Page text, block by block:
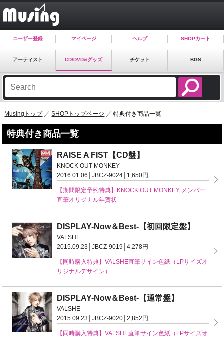
ユーザー登録 マイページ ヘルプ SHOPカート
アーティスト CD/DVD&グッズ チケット BGS
Musingトップ／SHOPトップページ ／ 特典付き商品一覧
特典付き商品一覧
RAISE A FIST【CD盤】
KNOCK OUT MONKEY
2016.01.06│JBCZ-9024│1,650円
【期間限定予約特典】KNOCK OUT MONKEY メンバー
直筆オリジナル年賀状
DISPLAY-Now＆Best-【初回限定盤】
VALSHE
2015.09.23│JBCZ-9019│4,278円
【同時購入特典】VALSHE直筆サイン色紙（LPサイズオ
リジナルデザイン）
DISPLAY-Now＆Best-【通常盤】
VALSHE
2015.09.23│JBCZ-9020│2,852円
【同時購入特典】VALSHE直筆サイン色紙（LPサイズオ